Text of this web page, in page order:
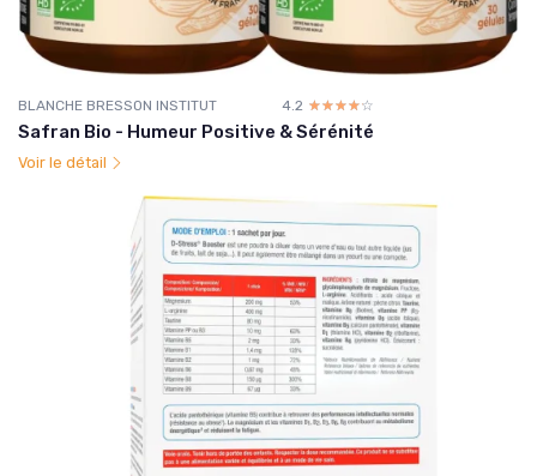
BLANCHE BRESSON INSTITUT 4.2 ☆☆☆☆☆
★★★★★
Safran Bio - Humeur Positive & Sérénité
Voir le détail